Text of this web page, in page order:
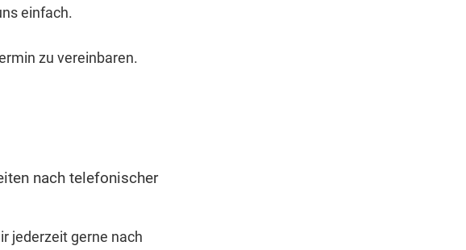
einfach.
zu vereinbaren.
nach telefonischer
jederzeit gerne nach